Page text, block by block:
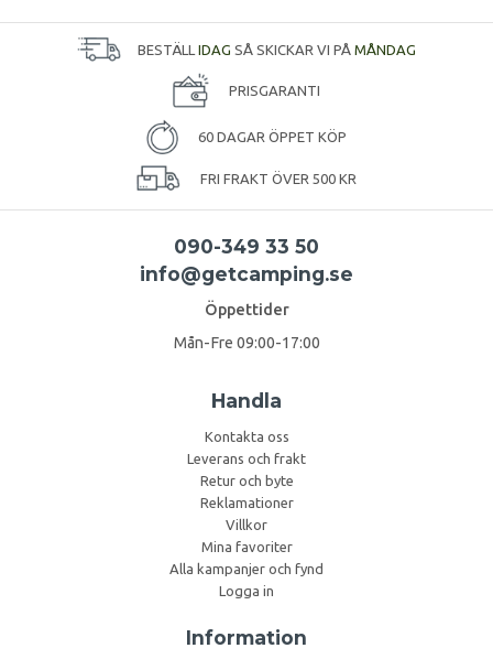
BESTÄLL IDAG SÅ SKICKAR VI PÅ MÅNDAG
PRISGARANTI
60 DAGAR ÖPPET KÖP
FRI FRAKT ÖVER 500 KR
090-349 33 50
info@getcamping.se
Öppettider
Mån-Fre 09:00-17:00
Handla
Kontakta oss
Leverans och frakt
Retur och byte
Reklamationer
Villkor
Mina favoriter
Alla kampanjer och fynd
Logga in
Information